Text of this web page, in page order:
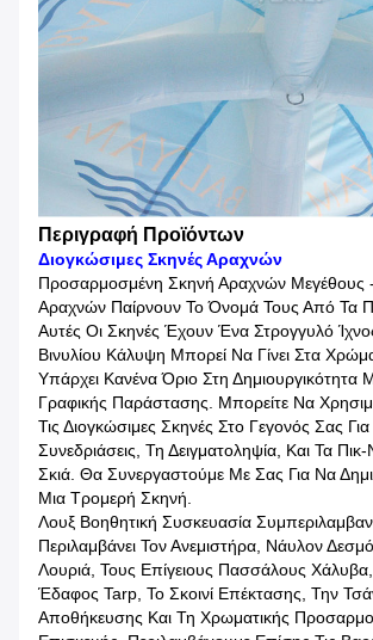
Περιγραφή Προϊόντων
Διογκώσιμες Σκηνές Αραχνών
Προσαρμοσμένη Σκηνή Αραχνών Μεγέθους
Αραχνών Παίρνουν Το Όνομά Τους Από Τα
Αυτές Οι Σκηνές Έχουν Ένα Στρογγυλό
Βινυλίου Κάλυψη Μπορεί Να Γίνει Στα
Υπάρχει Κανένα Όριο Στη Δημιουργικότητα
Γραφικής Παράστασης. Μπορείτε Να
Τις Διογκώσιμες Σκηνές Στο Γεγονός Σας Για
Συνεδριάσεις, Τη Δειγματοληψία, Και Τα
Σκιά. Θα Συνεργαστούμε Με Σας Για Να
Μια Τρομερή Σκηνή.
Λουξ Βοηθητική Συσκευασία
Περιλαμβάνει Τον Ανεμιστήρα, Νάυλον
Λουριά, Τους Επίγειους Πασσάλους
Έδαφος Tarp, Το Σκοινί Επέκτασης, Την
Αποθήκευσης Και Τη Χρωματικής